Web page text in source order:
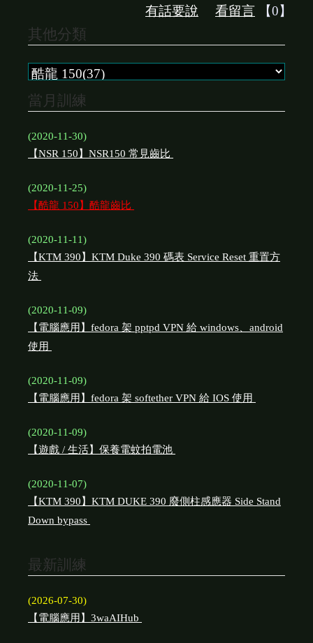
有話要說 看留言 【0】
其他分類
當月訓練
(2020-11-30)
【NSR 150】NSR150 常見齒比
(2020-11-25)
【酷龍 150】酷龍齒比
(2020-11-11)
【KTM 390】KTM Duke 390 碼表 Service Reset 重置方
法
(2020-11-09)
【電腦應用】fedora 架 pptpd VPN 給 windows、android
使用
(2020-11-09)
【電腦應用】fedora 架 softether VPN 給 IOS 使用
(2020-11-09)
【遊戲 / 生活】保養電蚊拍電池
(2020-11-07)
【KTM 390】KTM DUKE 390 廢側柱感應器 Side Stand
Down bypass
最新訓練
(2026-07-30)
【電腦應用】3waAIHub